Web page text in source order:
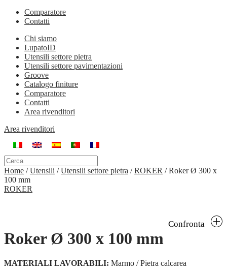
Comparatore
Contatti
Chi siamo
LupatoID
Utensili settore pietra
Utensili settore pavimentazioni
Groove
Catalogo finiture
Comparatore
Contatti
Area rivenditori
Area rivenditori
Home /Utensili /Utensili settore pietra /ROKER /Roker Ø 300 x
100 mm
ROKER
Roker Ø 300 x 100 mm
Confronta
MATERIALI LAVORABILI: Marmo / Pietra calcarea